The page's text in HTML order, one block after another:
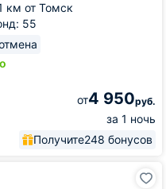
км от Томск
55
от4 950руб.
за 1 ночь
Получите248 бонусов